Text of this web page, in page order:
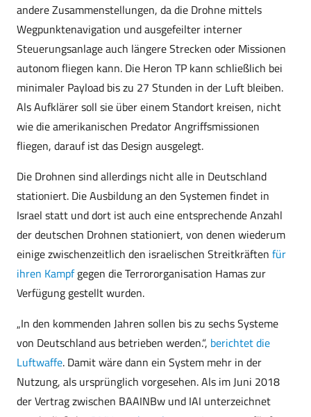
andere Zusammenstellungen, da die Drohne mittels
Wegpunktenavigation und ausgefeilter interner
Steuerungsanlage auch längere Strecken oder Missionen
autonom fliegen kann. Die Heron TP kann schließlich bei
minimaler Payload bis zu 27 Stunden in der Luft bleiben.
Als Aufklärer soll sie über einem Standort kreisen, nicht
wie die amerikanischen Predator Angriffsmissionen
fliegen, darauf ist das Design ausgelegt.
Die Drohnen sind allerdings nicht alle in Deutschland
stationiert. Die Ausbildung an den Systemen findet in
Israel statt und dort ist auch eine entsprechende Anzahl
der deutschen Drohnen stationiert, von denen wiederum
einige zwischenzeitlich den israelischen Streitkräften für
ihren Kampfgegen die Terrororganisation Hamas zur
Verfügung gestellt wurden.
„In den kommenden Jahren sollen bis zu sechs Systeme
von Deutschland aus betrieben werden.“, berichtet die
Luftwaffe. Damit wäre dann ein System mehr in der
Nutzung, als ursprünglich vorgesehen. Als im Juni 2018
der Vertrag zwischen BAAINBw und IAI unterzeichnet